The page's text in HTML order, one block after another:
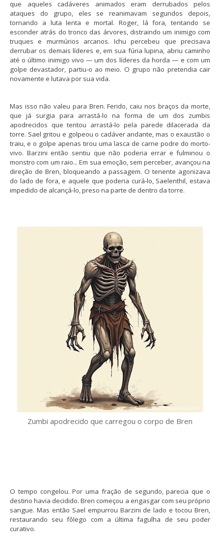
que aqueles cadáveres animados eram derrubados pelos
ataques do grupo, eles se reanimavam segundos depois,
tornando a luta lenta e mortal. Roger, lá fora, tentando se
esconder atrás do tronco das árvores, distraindo um inimigo com
truques e murmúrios arcanos. Ichu percebeu que precisava
derrubar os demais líderes e, em sua fúria lupina, abriu caminho
até o último inimigo vivo — um dos líderes da horda — e com um
golpe devastador, partiu-o ao meio. O grupo não pretendia cair
novamente e lutava por sua vida.
Mas isso não valeu para Bren. Ferido, caiu nos braços da morte,
que já surgia para arrastá-lo na forma de um dos zumbis
apodrecidos que tentou arrastá-lo pela parede dilacerada da
torre. Sael gritou e golpeou o cadáver andante, mas o exaustão o
traiu, e o golpe apenas tirou uma lasca de carne podre do morto-
vivo. Barzini então sentiu que não poderia errar e fulminou o
monstro com um raio... Em sua emoção, sem perceber, avançou na
direção de Bren, bloqueando a passagem. O tenente agonizava
do lado de fora, e aquele que poderia curá-lo, Saelenthil, estava
impedido de alcançá-lo, preso na parte de dentro da torre.
Zumbi apodrecido que carregou o corpo de Bren
O tempo congelou. Por uma fração de segundo, parecia que o
destino havia decidido. Bren começou a engasgar com seu próprio
sangue. Mas então Sael empurrou Barzini de lado e tocou Bren,
restaurando seu fôlego com a última fagulha de seu poder
curativo.